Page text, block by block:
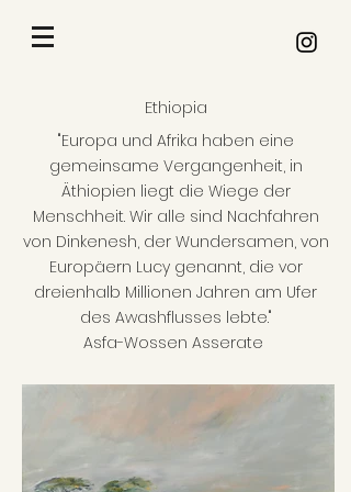
Ethiopia
"Europa und Afrika haben eine
gemeinsame Vergangenheit, in
Äthiopien liegt die Wiege der
Menschheit. Wir alle sind Nachfahren
von Dinkenesh, der Wundersamen, von
Europäern Lucy genannt, die vor
dreienhalb Millionen Jahren am Ufer
des Awashflusses lebte."
Asfa-Wossen Asserate